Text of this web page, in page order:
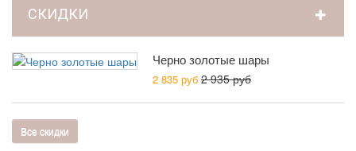
СКИДКИ
Черно золотые шары
2 835 руб 2 935 руб
Все скидки